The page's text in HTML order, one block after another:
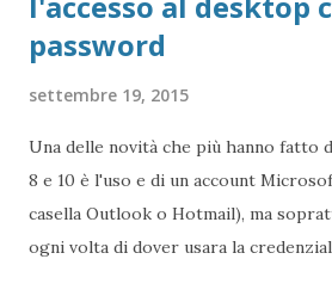
password
settembre 19, 2015
Una delle novità che più hanno fatto
8 e 10 è l'uso e di un account
casella Outlook o Hotmail), ma
ogni volta di dover usara la